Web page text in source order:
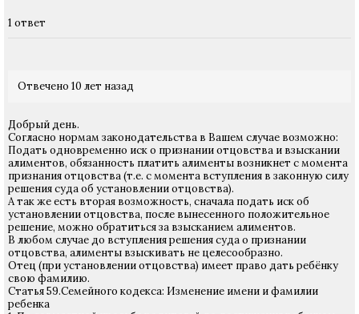
1 ответ
Отвечено 10 лет назад
Добрый день.
Согласно нормам законодательства в Вашем случае возможно:
Подать одновременно иск о признании отцовства и взыскании
алиментов, обязанность платить алименты возникнет с момента
признания отцовства (т.е. с момента вступления в законную силу
решения суда об установлении отцовства).
А так же есть вторая возможность, сначала подать иск об
установлении отцовства, после вынесенного положительное
решение, можно обратиться за взысканием алиментов.
В любом случае до вступления решения суда о признании
отцовства, алименты взыскивать не целесообразно.
Отец (при установлении отцовства) имеет право дать ребёнку
свою фамилию.
Статья 59.Семейного кодекса: Изменение имени и фамилии
ребенка